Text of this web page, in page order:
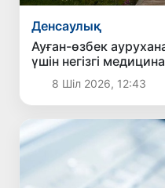
Денсаулық
Ауған-өзбек
үшін негізгі
8 Шіл 2026, 12:43